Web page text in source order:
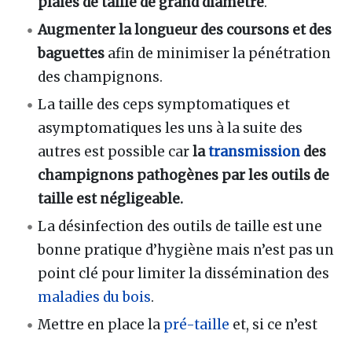
Augmenter la longueur des coursons et des
baguettes afin de minimiser la pénétration
des champignons.
La taille des ceps symptomatiques et
asymptomatiques les uns à la suite des
autres est possible carlatransmission des
champignons pathogènes par les outils de
taille est négligeable.
La désinfection des outils de taille est une
bonne pratique d’hygiène mais n’est pas un
point clé pour limiter la dissémination des
maladies du bois.
Mettre en place la pré-taille et, si ce n’est